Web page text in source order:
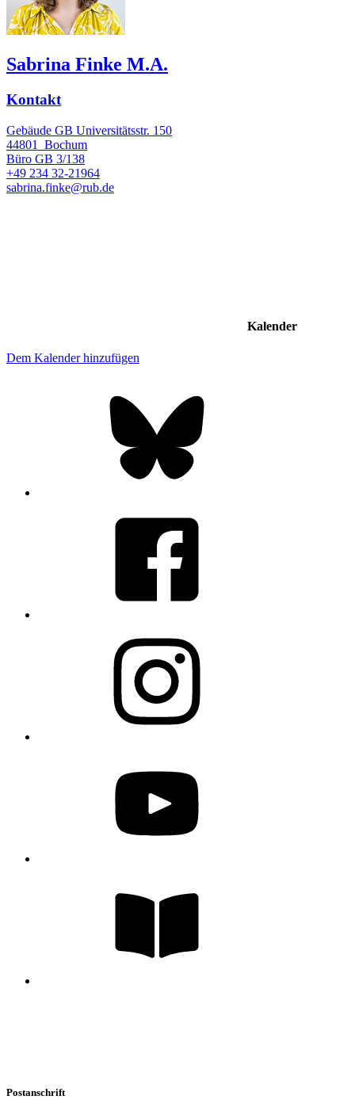
Sabrina Finke M.A.
Kontakt
Gebäude GB Universitätsstr. 150
44801
Bochum
Büro GB 3/138
+49 234 32-21964
sabrina.finke@rub.de
Kalender
Dem Kalender hinzufügen
Postanschrift